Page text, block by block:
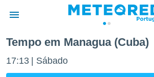
da
Tempo em Managua (Cuba)
17:13 Sábado